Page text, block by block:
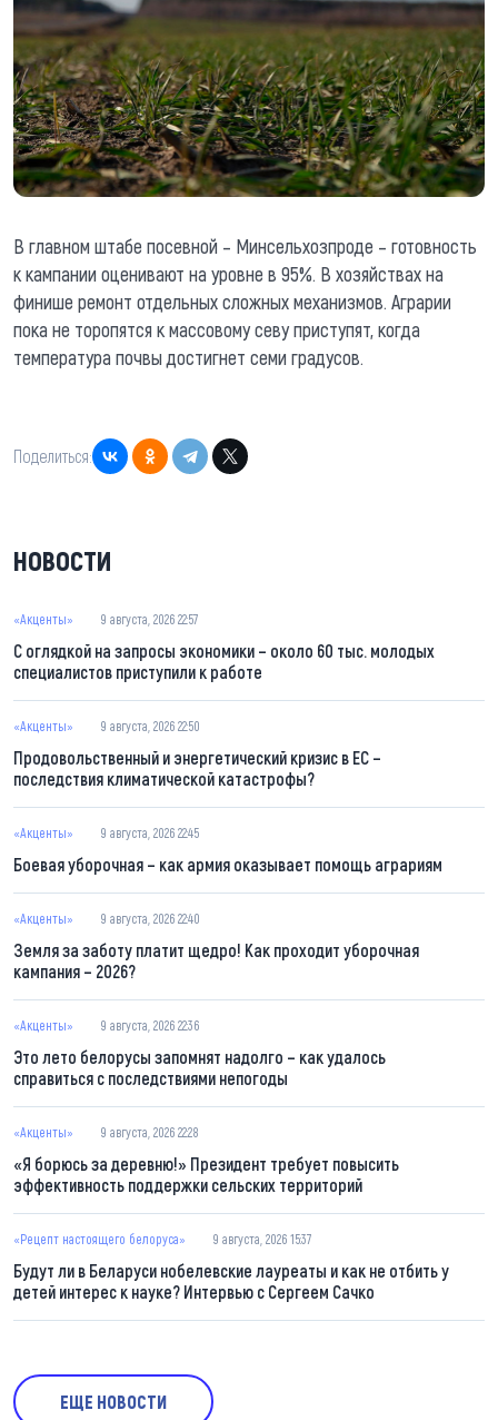
В главном штабе посевной – Минсельхозпроде – готовность
к кампании оценивают на уровне в 95%. В хозяйствах на
финише ремонт отдельных сложных механизмов. Аграрии
пока не торопятся к массовому севу приступят, когда
температура почвы достигнет семи градусов.
Поделиться:
НОВОСТИ
«Акценты» 9 августа, 2026 22:57
С оглядкой на запросы экономики – около 60 тыс. молодых
специалистов приступили к работе
«Акценты» 9 августа, 2026 22:50
Продовольственный и энергетический кризис в ЕС –
последствия климатической катастрофы?
«Акценты» 9 августа, 2026 22:45
Боевая уборочная – как армия оказывает помощь аграриям
«Акценты» 9 августа, 2026 22:40
Земля за заботу платит щедро! Как проходит уборочная
кампания – 2026?
«Акценты» 9 августа, 2026 22:36
Это лето белорусы запомнят надолго – как удалось
справиться с последствиями непогоды
«Акценты» 9 августа, 2026 22:28
«Я борюсь за деревню!» Президент требует повысить
эффективность поддержки сельских территорий
«Рецепт настоящего белоруса» 9 августа, 2026 15:37
Будут ли в Беларуси нобелевские лауреаты и как не отбить у
детей интерес к науке? Интервью с Сергеем Сачко
ЕЩЕ НОВОСТИ